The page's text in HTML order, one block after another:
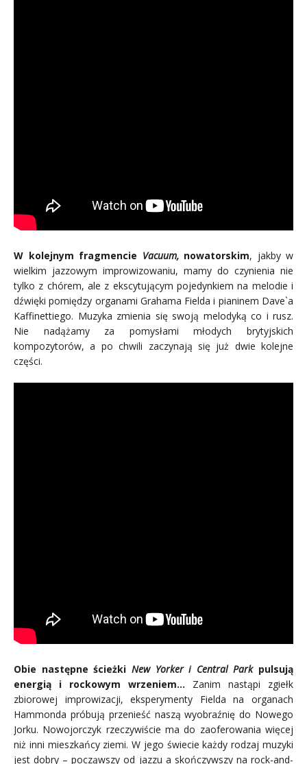
W kolejnym fragmencie Vacuum, nowatorskim, jakby w
wielkim jazzowym improwizowaniu, mamy do czynienia nie
tylko z chórem, ale z ekscytującym pojedynkiem na melodie i
dźwięki pomiędzy organami Grahama Fielda i pianinem Dave`a
Kaffinettiego. Muzyka zmienia się swoją melodyką co i rusz.
Nie nadążamy za pomysłami młodych brytyjskich
kompozytorów, a po chwili zaczynają się już dwie kolejne
części.
Obie następne ścieżki New Yorker i Central Park pulsują
energią i rockowym wrzeniem… Zanim nastąpi zgiełk
zbiorowej improwizacji, eksperymenty Fielda na organach
Hammonda próbują przenieść naszą wyobraźnię do Nowego
Jorku. Nowojorczyk rzeczywiście ma do zaoferowania więcej
niż inni mieszkańcy ziemi. W jego świecie każdy rodzaj muzyki
jest dobry – począwszy od jazzu a skończywszy na rock-and-